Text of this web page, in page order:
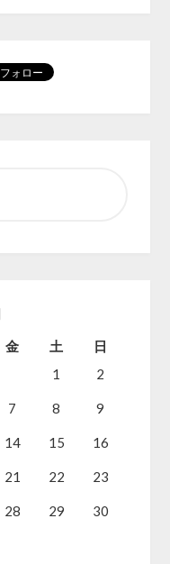
金 土
日
1
2
7 8 9
14 15 16
21 22 23
28 29 30